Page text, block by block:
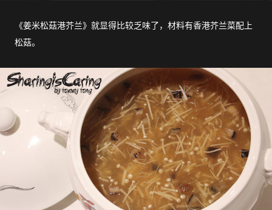
《姜米松菇港芥兰》就显得比较乏味了，材料有香港芥兰菜配上
松菇。